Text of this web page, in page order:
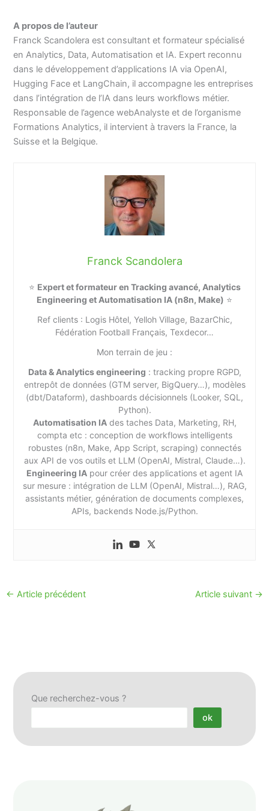
A propos de l’auteur
Franck Scandolera est consultant et formateur spécialisé
en Analytics, Data, Automatisation et IA. Expert reconnu
dans le développement d’applications IA via OpenAI,
Hugging Face et LangChain, il accompagne les entreprises
dans l’intégration de l’IA dans leurs workflows métier.
Responsable de l’agence webAnalyste et de l’organisme
Formations Analytics, il intervient à travers la France, la
Suisse et la Belgique.
Franck Scandolera
⭐ Expert et formateur en Tracking avancé, Analytics
Engineering et Automatisation IA (n8n, Make) ⭐
Ref clients : Logis Hôtel, Yelloh Village, BazarChic,
Fédération Football Français, Texdecor…
Mon terrain de jeu :
Data & Analytics engineering : tracking propre RGPD,
entrepôt de données (GTM server, BigQuery…), modèles
(dbt/Dataform), dashboards décisionnels (Looker, SQL,
Python).
Automatisation IAdes taches Data, Marketing, RH,
compta etc : conception de workflows intelligents
robustes (n8n, Make, App Script, scraping) connectés
aux API de vos outils et LLM (OpenAI, Mistral, Claude…).
Engineering IA pour créer des applications et agent IA
sur mesure : intégration de LLM (OpenAI, Mistral…), RAG,
assistants métier, génération de documents complexes,
APIs, backends Node.js/Python.
← Article précédent Article suivant →
Que recherchez-vous ?
ok